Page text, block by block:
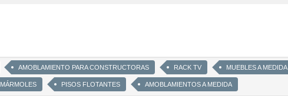
AMOBLAMIENTO PARA CONSTRUCTORAS RACK TV MUEBLES A MEDIDA
MÁRMOLES PISOS FLOTANTES AMOBLAMIENTOS A MEDIDA